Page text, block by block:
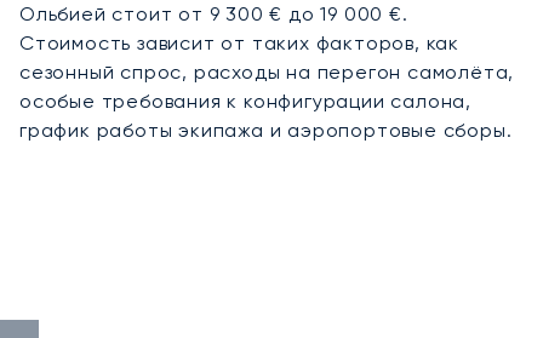
Ольбией стоит от 9 300 € до 19 000 €.
Стоимость зависит от таких факторов, как
сезонный спрос, расходы на перегон самолёта,
особые требования к конфигурации салона,
график работы экипажа и аэропортовые сборы.